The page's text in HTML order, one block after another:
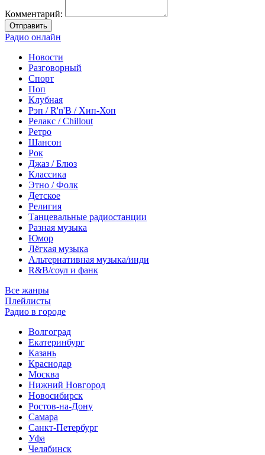
Комментарий:
Отправить
Радио онлайн
Новости
Разговорный
Спорт
Поп
Клубная
Рэп / R'n'B / Хип-Хоп
Релакс / Chillout
Ретро
Шансон
Рок
Джаз / Блюз
Классика
Этно / Фолк
Детское
Религия
Танцевальные радиостанции
Разная музыка
Юмор
Лёгкая музыка
Альтернативная музыка/инди
R&B/cоул и фанк
Все жанры
Плейлисты
Радио в городе
Волгоград
Екатеринбург
Казань
Краснодар
Москва
Нижний Новгород
Новосибирск
Ростов-на-Дону
Самара
Санкт-Петербург
Уфа
Челябинск